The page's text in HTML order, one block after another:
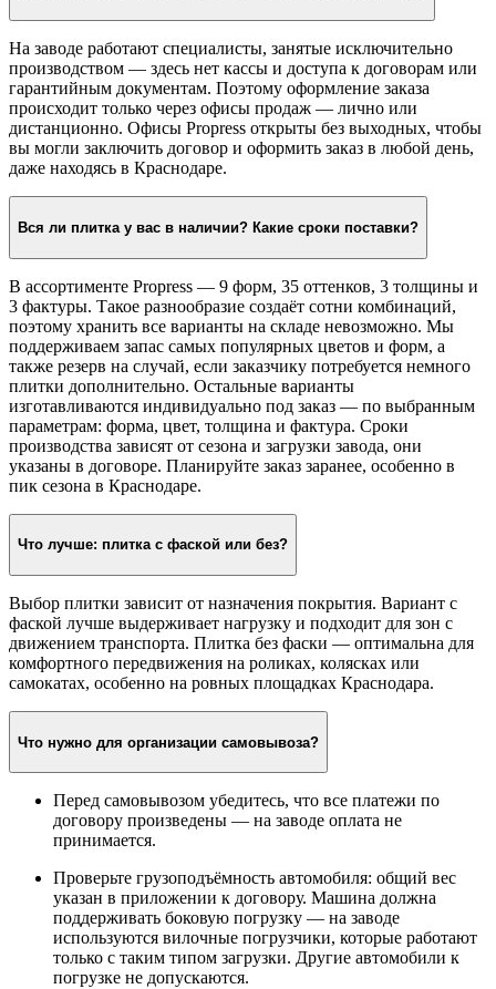
На заводе работают специалисты, занятые исключительно
производством — здесь нет кассы и доступа к договорам или
гарантийным документам. Поэтому оформление заказа
происходит только через офисы продаж — лично или
дистанционно. Офисы Propress открыты без выходных, чтобы
вы могли заключить договор и оформить заказ в любой день,
даже находясь в Краснодаре.
Вся ли плитка у вас в наличии? Какие сроки поставки?
В ассортименте Propress — 9 форм, 35 оттенков, 3 толщины и
3 фактуры. Такое разнообразие создаёт сотни комбинаций,
поэтому хранить все варианты на складе невозможно. Мы
поддерживаем запас самых популярных цветов и форм, а
также резерв на случай, если заказчику потребуется немного
плитки дополнительно. Остальные варианты
изготавливаются индивидуально под заказ — по выбранным
параметрам: форма, цвет, толщина и фактура. Сроки
производства зависят от сезона и загрузки завода, они
указаны в договоре. Планируйте заказ заранее, особенно в
пик сезона в Краснодаре.
Что лучше: плитка с фаской или без?
Выбор плитки зависит от назначения покрытия. Вариант с
фаской лучше выдерживает нагрузку и подходит для зон с
движением транспорта. Плитка без фаски — оптимальна для
комфортного передвижения на роликах, колясках или
самокатах, особенно на ровных площадках Краснодара.
Что нужно для организации самовывоза?
Перед самовывозом убедитесь, что все платежи по
договору произведены — на заводе оплата не
принимается.
Проверьте грузоподъёмность автомобиля: общий вес
указан в приложении к договору. Машина должна
поддерживать боковую погрузку — на заводе
используются вилочные погрузчики, которые работают
только с таким типом загрузки. Другие автомобили к
погрузке не допускаются.